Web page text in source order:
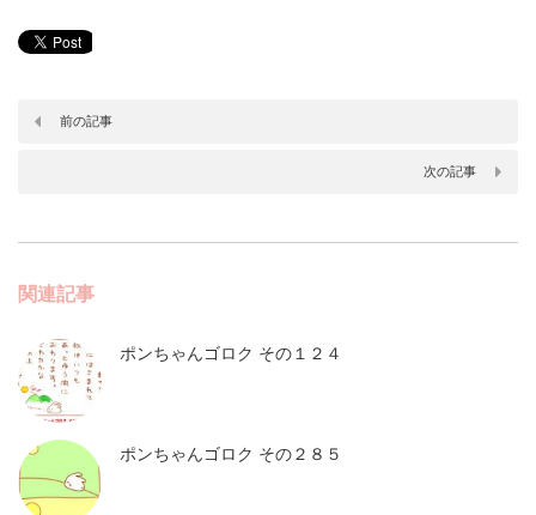
前の記事
次の記事
関連記事
ポンちゃんゴロク その１２４
ポンちゃんゴロク その２８５